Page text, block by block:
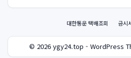
대한통운 택배조회 금시
© 2026 ygy24.top - WordPress